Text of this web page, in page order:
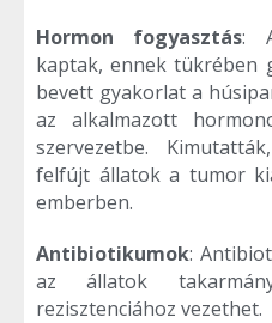
Hormon fogyasztás:
kaptak, ennek tükrében
bevett gyakorlat a
az alkalmazott
szervezetbe.
felfújt állatok a tumor
emberben.
Antibiotikumok:
az állatok
rezisztenciához vezethet.